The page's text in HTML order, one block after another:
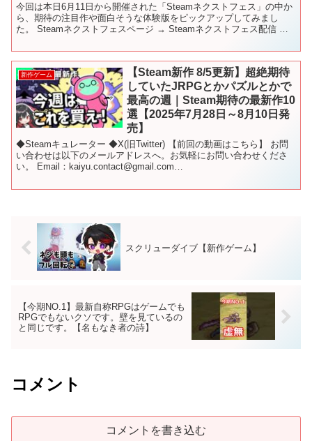
今回は本日6月11日から開催された「Steamネクストフェス」の中か
ら、期待の注目作や面白そうな体験版をピックアップしてみまし
た。 Steamネクストフェスページ → Steamネクストフェス配信 →
新作ゲーム
【Steam新作 8/5更新】超絶期待
していたJRPGとかパズルとかで
最高の週｜Steam期待の最新作10
選【2025年7月28日～8月10日発
売】
◆Steamキュレーター ◆X(旧Twitter) 【前回の動画はこちら】 お問
い合わせは以下のメールアドレスへ。お気軽にお問い合わせくださ
い。 Email：kaiyu.contact@gmail.com
スクリューダイブ【新作ゲーム】
【今期NO.1】最新自称RPGはゲームでも
RPGでもないクソです。壁を見ているの
と同じです。【名もなき者の詩】
コメント
コメントを書き込む